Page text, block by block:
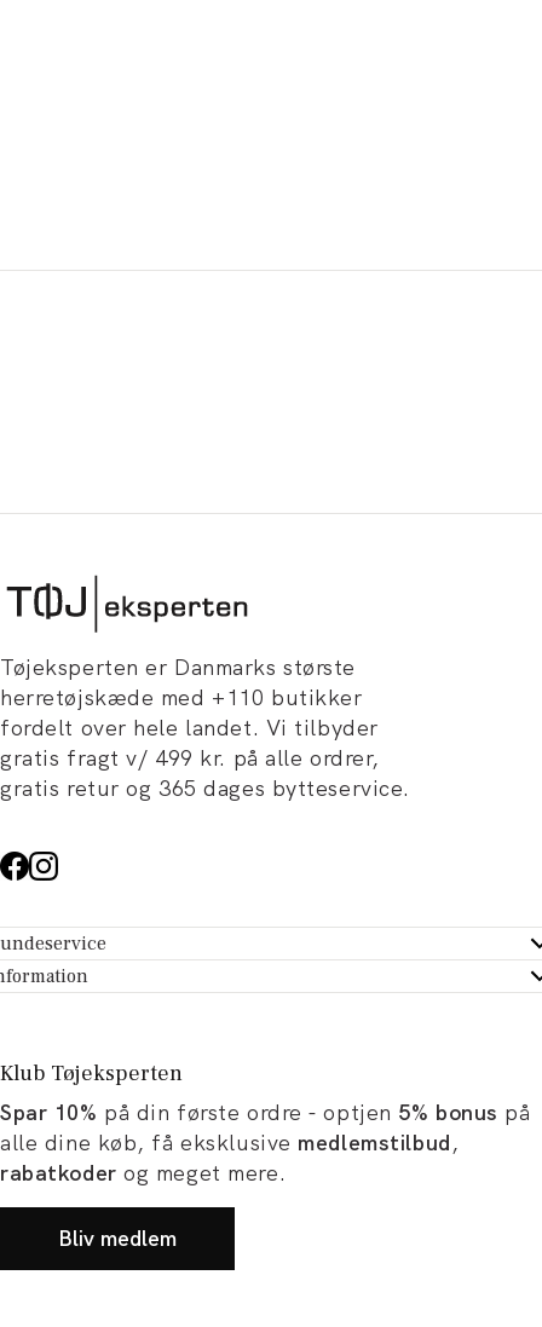
Tøjeksperten er Danmarks største
herretøjskæde med +110 butikker
fordelt over hele landet. Vi tilbyder
gratis fragt v/ 499 kr. på alle ordrer,
gratis retur og 365 dages bytteservice.
- Hjælpecenter
dit køb
Tøjeksperten
og artikler
og karriere
Klub Tøjeksperten
Spar 10% på din første ordre - optjen 5% bonus på
alle dine køb, få eksklusive medlemstilbud,
rabatkoder og meget mere.
Bliv medlem